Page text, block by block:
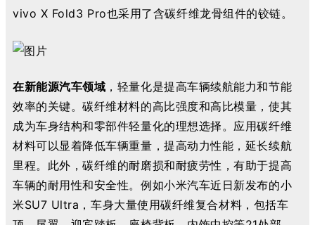
vivo X Fold3 Pro也采用了含碳纤维龙骨组件的铰链。
在新能源汽车领域 ， 轻量化是提高车辆续航能力和节能
效率的关键。碳纤维材料的高比强度和高比模量，使其
成为车身结构和零部件轻量化的理想选择。应用碳纤维
材料可以显着降低车辆重量，提高动力性能，延长续航
里程。此外，碳纤维的耐磨损和耐疲劳性，有助于提高
车辆的耐用性和安全性。例如小米汽车近日新发布的小
米SU7 Ultra，车身大量使用碳纤维复合材料，包括车